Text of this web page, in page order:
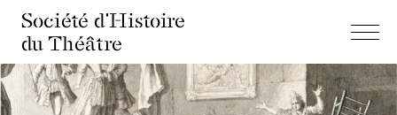
Société d'Histoire
du Théâtre